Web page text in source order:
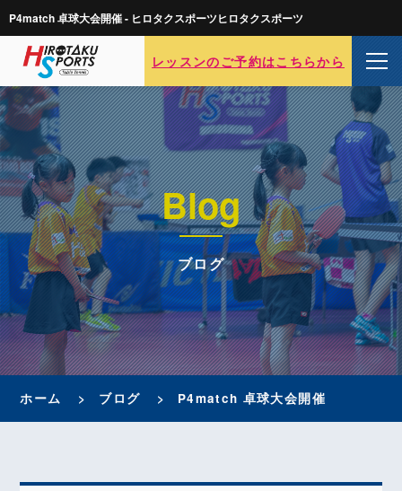
P4match 卓球大会開催 - ヒロタクスポーツヒロタクスポーツ
レッスンのご予約はこちらから
Blog
ブログ
ホーム ブログ P4match 卓球大会開催